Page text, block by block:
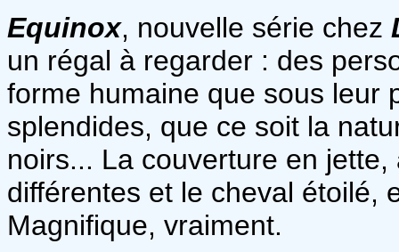
Equinox, nouvelle série chez
un régal à regarder : des
forme humaine que sous leur
splendides, que ce soit la
noirs... La couverture en
différentes et le cheval étoilé,
Magnifique, vraiment.